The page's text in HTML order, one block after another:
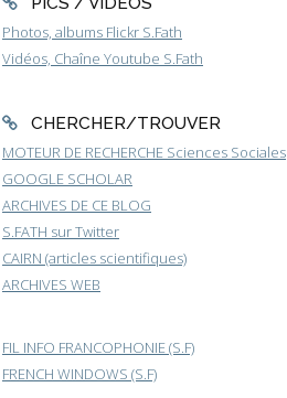
Photos, albums Flickr S.Fath
Vidéos, Chaîne Youtube S.Fath
CHERCHER/TROUVER
MOTEUR DE RECHERCHE Sciences Sociales
GOOGLE SCHOLAR
ARCHIVES DE CE BLOG
S.FATH sur Twitter
CAIRN (articles scientifiques)
ARCHIVES WEB
FIL INFO FRANCOPHONIE (S.F)
FRENCH WINDOWS (S.F)